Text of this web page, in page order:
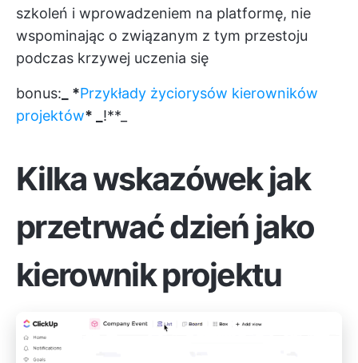
szkoleń i wprowadzeniem na platformę, nie
wspominając o związanym z tym przestoju
podczas krzywej uczenia się
bonus: _ *Przykłady życiorysów kierowników
projektów* _ !**_
Kilka wskazówek jak
przetrwać dzień jako
kierownik projektu